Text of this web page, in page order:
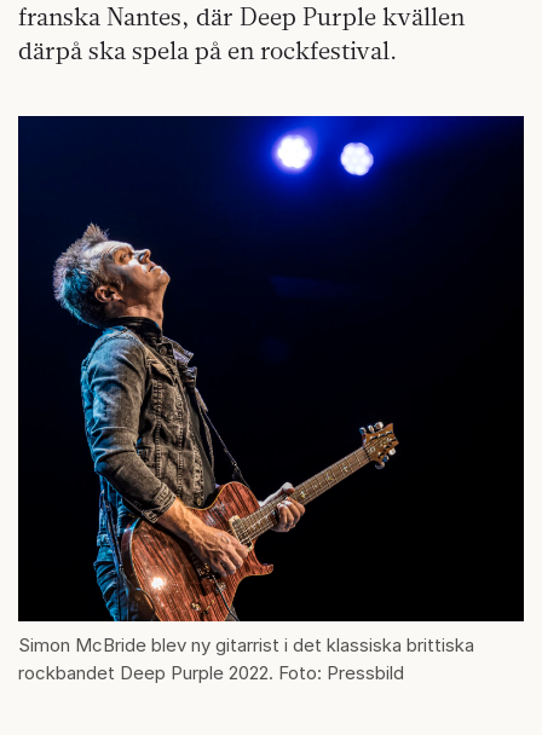
franska Nantes, där Deep Purple kvällen
därpå ska spela på en rockfestival.
Simon McBride blev ny gitarrist i det klassiska brittiska
rockbandet Deep Purple 2022. Foto: Pressbild